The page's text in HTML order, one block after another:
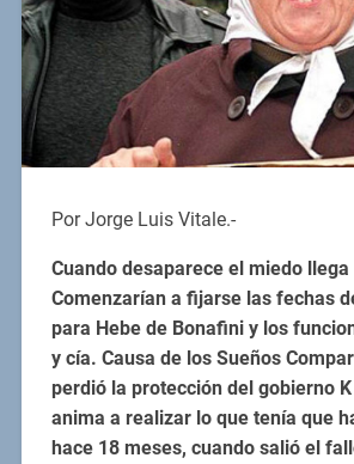
Por Jorge Luis Vitale.-
Cuando desaparece el miedo
Comenzarían a fijarse las fechas
para Hebe de Bonafini y los
y cía. Causa de los Sueños
perdió la protección del gobierno
anima a realizar lo que tenía que
hace 18 meses, cuando salió el